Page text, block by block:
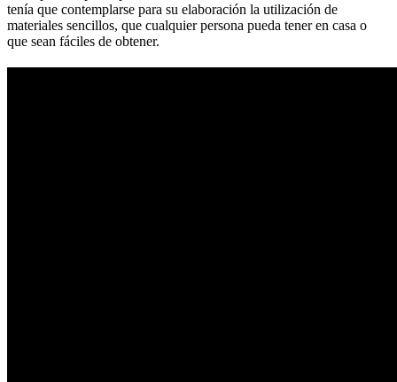
tenía que contemplarse para su elaboración la utilización de
materiales sencillos, que cualquier persona pueda tener en casa o
que sean fáciles de obtener.